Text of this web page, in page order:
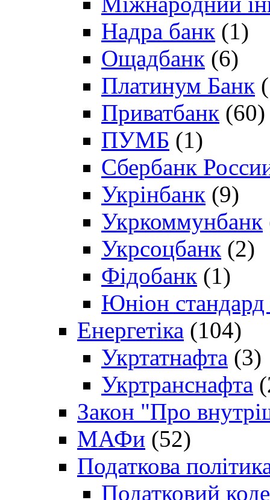
Надра банк (1)
Ощадбанк (6)
Платинум Банк
Приватбанк (60)
ПУМБ (1)
Сбербанк
Укрінбанк (9)
Укркоммунбанк
Укрсоцбанк (2)
Фідобанк (1)
Юніон стандард
Енергетіка (104)
Укртатнафта (3)
Укртранснафта
Закон "Про
МАФи (52)
Податкова
Податковий